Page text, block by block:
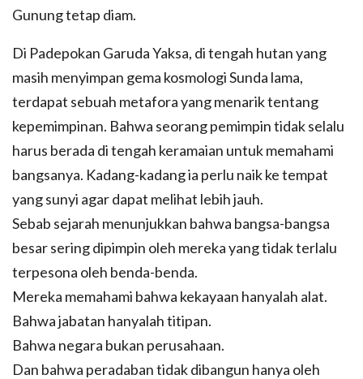
Gunung tetap diam.
Di Padepokan Garuda Yaksa, di tengah hutan yang
masih menyimpan gema kosmologi Sunda lama,
terdapat sebuah metafora yang menarik tentang
kepemimpinan. Bahwa seorang pemimpin tidak selalu
harus berada di tengah keramaian untuk memahami
bangsanya. Kadang-kadang ia perlu naik ke tempat
yang sunyi agar dapat melihat lebih jauh.
Sebab sejarah menunjukkan bahwa bangsa-bangsa
besar sering dipimpin oleh mereka yang tidak terlalu
terpesona oleh benda-benda.
Mereka memahami bahwa kekayaan hanyalah alat.
Bahwa jabatan hanyalah titipan.
Bahwa negara bukan perusahaan.
Dan bahwa peradaban tidak dibangun hanya oleh